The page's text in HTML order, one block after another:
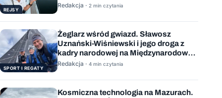
REJSY
Redakcja · 2 min czytania
SPORT I REGATY
Żeglarz wśród gwiazd. Sławosz
Uznański-Wiśniewski i jego droga z
kadry narodowej na Międzynarodową
Stację Kosmiczną
Redakcja · 4 min czytania
Kosmiczna technologia na Mazurach.